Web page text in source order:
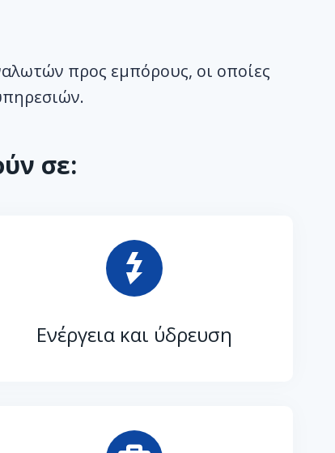
προς εμπόρους, οι οποίες
σε:
Ενέργεια και ύδρευση